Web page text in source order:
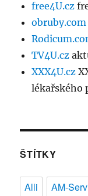
free4U.cz
obruby.com
TV4U.cz
XXX4U.cz
lékařského
ŠTÍTKY
Alli AM-